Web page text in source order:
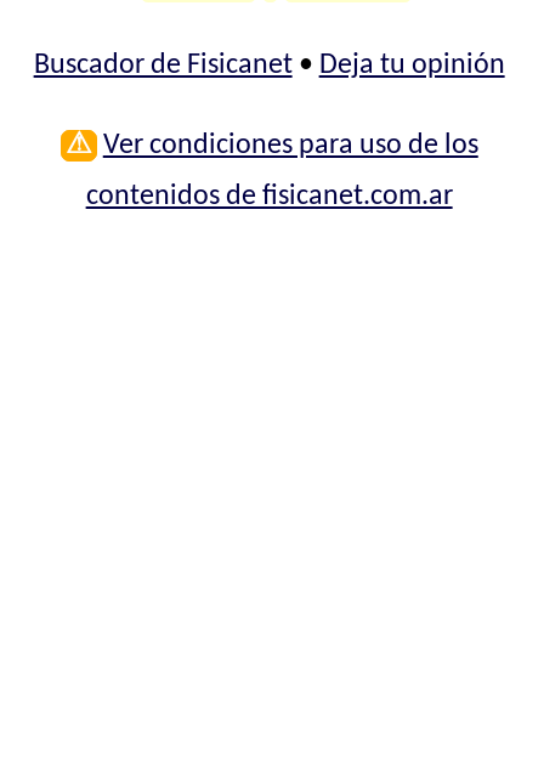
Buscador de Fisicanet• Deja tu opinión
⚠ Ver condiciones para uso de los
contenidos de fisicanet.com.ar